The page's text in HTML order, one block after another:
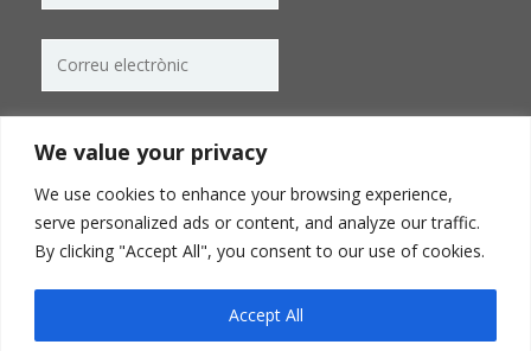
We value your privacy
We use cookies to enhance your browsing experience,
serve personalized ads or content, and analyze our traffic.
By clicking "Accept All", you consent to our use of cookies.
Accept All